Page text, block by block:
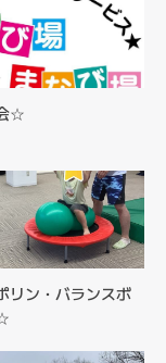
☆
リン・バランスボ